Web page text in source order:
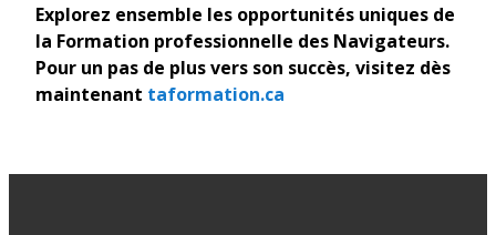
Explorez ensemble les opportunités uniques de
la Formation professionnelle des Navigateurs.
Pour un pas de plus vers son succès, visitez dès
maintenant taformation.ca